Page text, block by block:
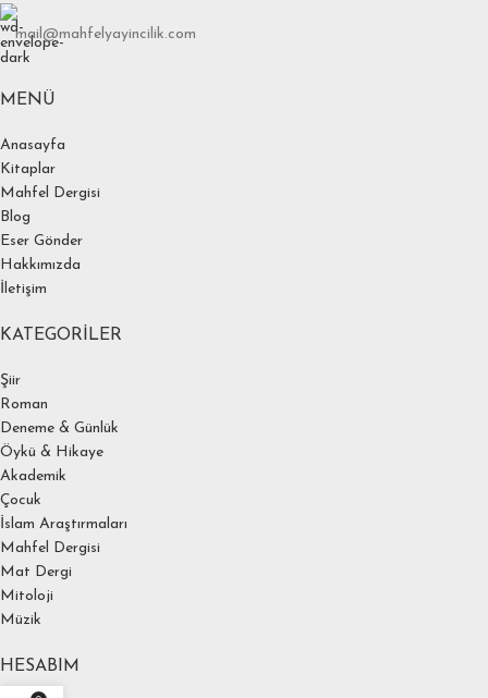
mail@mahfelyayincilik.com
MENÜ
Anasayfa
Kitaplar
Mahfel Dergisi
Blog
Eser Gönder
Hakkımızda
İletişim
KATEGORILER
Şiir
Roman
Deneme & Günlük
Öykü & Hikaye
Akademik
Çocuk
İslam Araştırmaları
Mahfel Dergisi
Mat Dergi
Mitoloji
Müzik
HESABIM